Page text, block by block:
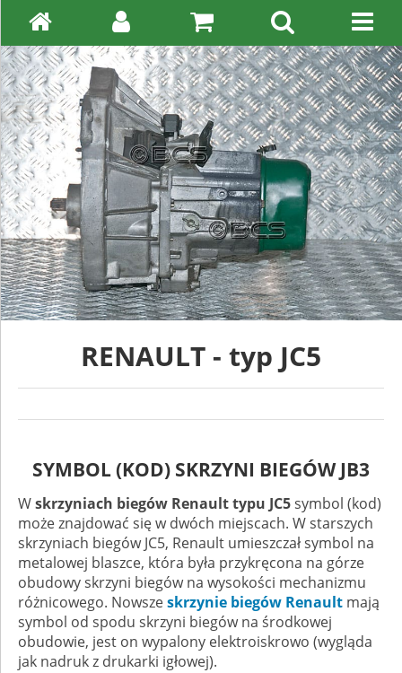
RENAULT - typ JC5
SYMBOL (KOD) SKRZYNI BIEGÓW JB3
Wskrzyniach biegów Renault typu JC5symbol (kod)
może znajdować się w dwóch miejscach. W starszych
skrzyniach biegów JC5, Renault umieszczał symbol na
metalowej blaszce, która była przykręcona na górze
obudowy skrzyni biegów na wysokości mechanizmu
różnicowego. Nowszeskrzynie biegów Renault mają
symbol od spodu skrzyni biegów na środkowej
obudowie, jest on wypalony elektroiskrowo (wygląda
jak nadruk z drukarki igłowej).